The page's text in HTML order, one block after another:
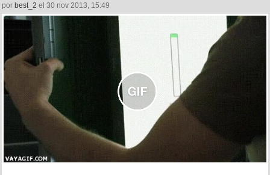
por best_2 el 30 nov 2013, 15:49